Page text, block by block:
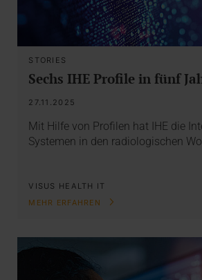
STORIES
Sechs IHE Profile in fünf
27.11.2025
Mit Hilfe von Profilen hat IHE die
Systemen in den radiologischen
VISUS HEALTH IT
MEHR ERFAHREN